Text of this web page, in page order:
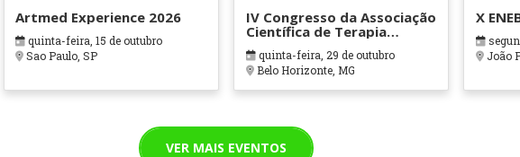
Artmed Experience 2026
quinta-feira, 15 de outubro
Sao Paulo, SP
IV Congresso da Associação
Científica de Terapia
Ocupacional em Contextos
Hospitalares e Cuidados
Paliativos - ATOHOSP
quinta-feira, 29 de outubro
Belo Horizonte, MG
X
João
VER MAIS EVENTOS